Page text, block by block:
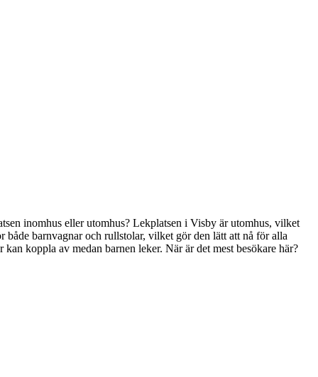
inomhus eller utomhus? Lekplatsen i Visby är utomhus, vilket
barnvagnar och rullstolar, vilket gör den lätt att nå för alla
koppla av medan barnen leker. När är det mest besökare här?